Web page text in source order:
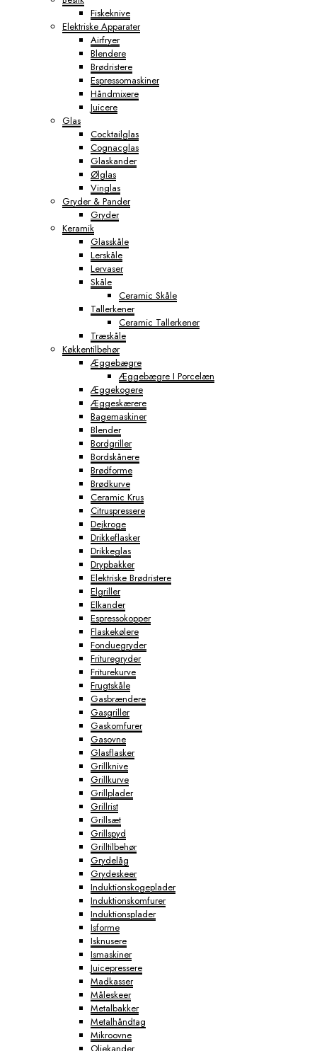
Fiskeknive
Elektriske Apparater
Airfryer
Blendere
Brødristere
Espressomaskiner
Håndmixere
Juicere
Glas
Cocktailglas
Cognacglas
Glaskander
Ølglas
Vinglas
Gryder & Pander
Gryder
Keramik
Glasskåle
Lerskåle
Lervaser
Skåle
Ceramic Skåle
Tallerkener
Ceramic Tallerkener
Træskåle
Køkkentilbehør
Æggebægre
Æggebægre I Porcelæn
Æggekogere
Æggeskærere
Bagemaskiner
Blender
Bordgriller
Bordskånere
Brødforme
Brødkurve
Ceramic Krus
Citruspressere
Dejkroge
Drikkeflasker
Drikkeglas
Drypbakker
Elektriske Brødristere
Elgriller
Elkander
Espressokopper
Flaskekølere
Fonduegryder
Frituregryder
Friturekurve
Frugtskåle
Gasbrændere
Gasgriller
Gaskomfurer
Gasovne
Glasflasker
Grillknive
Grillkurve
Grillplader
Grillrist
Grillsæt
Grillspyd
Grilltilbehør
Grydelåg
Grydeskeer
Induktionskogeplader
Induktionskomfurer
Induktionsplader
Isforme
Isknusere
Ismaskiner
Juicepressere
Madkasser
Måleskeer
Metalbakker
Metalhåndtag
Mikroovne